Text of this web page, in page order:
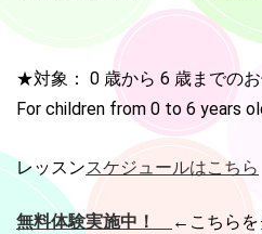
2021年10月30日(土)、「赤ちゃん
催します！ 場所：Jhonny Shonan
500円 おみやげ付（教室に入会さ
ていただきます） お申込みはお問
LINEでもお気軽にどうぞ♡ 詳細は
2021.05.25
月曜午後クラスをオープンします
ら♪ キャンセル待ちのクラスもあり
★対象： 0 歳から 6 歳までの
For children from 0 to 6 years
レッスンスケジュールはこちら
無料体験実施中！ ←こちらを